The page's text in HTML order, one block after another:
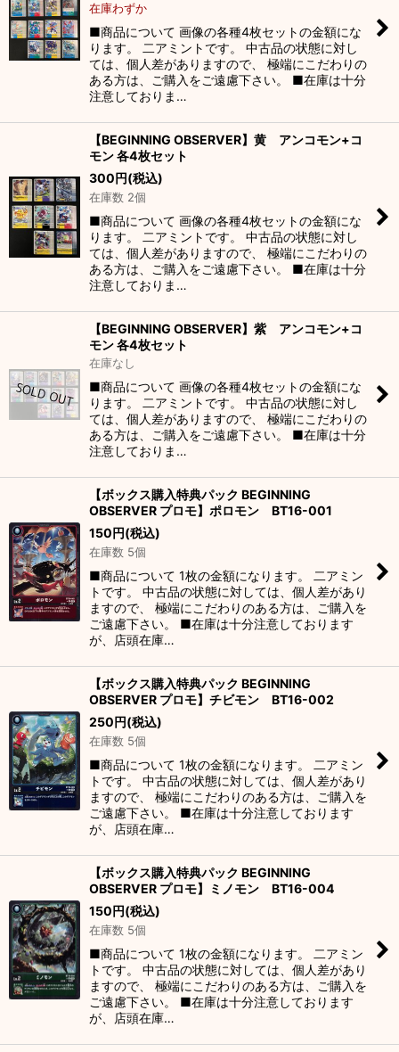
在庫わずか
■商品について 画像の各種4枚セットの金額にな
ります。 二アミントです。 中古品の状態に対し
ては、個人差がありますので、 極端にこだわりの
ある方は、ご購入をご遠慮下さい。 ■在庫は十分
注意しておりま…
【BEGINNING OBSERVER】黄 アンコモン+コ
モン 各4枚セット
300円(税込)
在庫数 2個
■商品について 画像の各種4枚セットの金額にな
ります。 二アミントです。 中古品の状態に対し
ては、個人差がありますので、 極端にこだわりの
ある方は、ご購入をご遠慮下さい。 ■在庫は十分
注意しておりま…
【BEGINNING OBSERVER】紫 アンコモン+コ
モン 各4枚セット
在庫なし
■商品について 画像の各種4枚セットの金額にな
ります。 二アミントです。 中古品の状態に対し
ては、個人差がありますので、 極端にこだわりの
ある方は、ご購入をご遠慮下さい。 ■在庫は十分
注意しておりま…
【ボックス購入特典パック BEGINNING
OBSERVER プロモ】ポロモン BT16-001
150円(税込)
在庫数 5個
■商品について 1枚の金額になります。 二アミン
トです。 中古品の状態に対しては、個人差があり
ますので、 極端にこだわりのある方は、ご購入を
ご遠慮下さい。 ■在庫は十分注意しております
が、店頭在庫…
【ボックス購入特典パック BEGINNING
OBSERVER プロモ】チビモン BT16-002
250円(税込)
在庫数 5個
■商品について 1枚の金額になります。 二アミン
トです。 中古品の状態に対しては、個人差があり
ますので、 極端にこだわりのある方は、ご購入を
ご遠慮下さい。 ■在庫は十分注意しております
が、店頭在庫…
【ボックス購入特典パック BEGINNING
OBSERVER プロモ】ミノモン BT16-004
150円(税込)
在庫数 5個
■商品について 1枚の金額になります。 二アミン
トです。 中古品の状態に対しては、個人差があり
ますので、 極端にこだわりのある方は、ご購入を
ご遠慮下さい。 ■在庫は十分注意しております
が、店頭在庫…